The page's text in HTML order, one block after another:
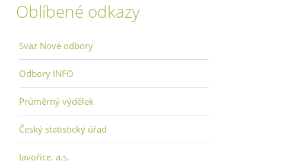
Oblíbené odkazy
Svaz Nové odbory
Odbory INFO
Průměrný výdělek
Český statistický úřad
Javořice, a.s.